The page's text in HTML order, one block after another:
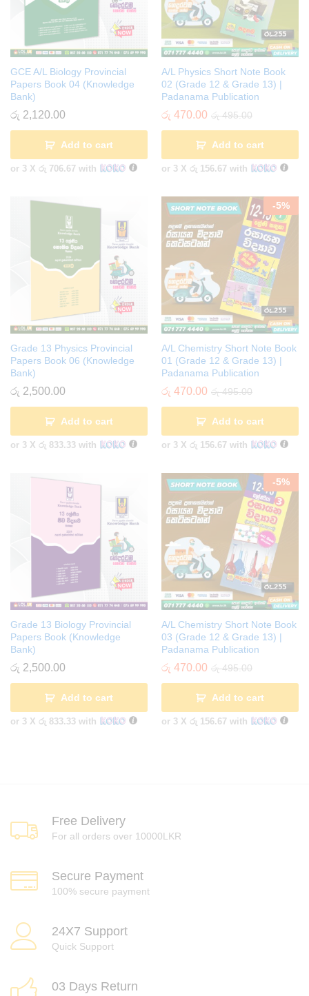
GCE A/L Biology Provincial
Papers Book 04 (Knowledge
Bank)
රු 2,120.00
Add to cart
or 3 X රු 706.67 with
A/L Physics Short Note Book
02 (Grade 12 & Grade 13) |
Padanama Publication
රු 470.00 රු495.00
Add to cart
or 3 X රු 156.67 with
Grade 13 Physics Provincial
Papers Book 06 (Knowledge
Bank)
රු 2,500.00
Add to cart
or 3 X රු 833.33 with
-5%
A/L Chemistry Short Note Book
01 (Grade 12 & Grade 13) |
Padanama Publication
රු 470.00 රු495.00
Add to cart
or 3 X රු 156.67 with
Grade 13 Biology Provincial
Papers Book (Knowledge
Bank)
රු 2,500.00
Add to cart
or 3 X රු 833.33 with
-5%
A/L Chemistry Short Note Book
03 (Grade 12 & Grade 13) |
Padanama Publication
රු 470.00 රු495.00
Add to cart
or 3 X රු 156.67 with
Free Delivery
For all orders over 10000LKR
Secure Payment
100% secure payment
24X7 Support
Quick Support
03 Days Return